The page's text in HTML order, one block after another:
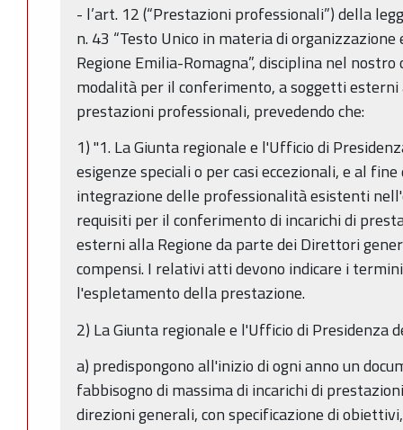
- l’art. 12 (“Prestazioni professionali”) della
n. 43 “Testo Unico in materia di
Regione Emilia-Romagna”, disciplina nel
modalità per il conferimento, a soggetti esterni
prestazioni professionali, prevedendo che:
1) "1. La Giunta regionale e l'Ufficio di
esigenze speciali o per casi eccezionali, e al
integrazione delle professionalità esistenti
requisiti per il conferimento di incarichi di
esterni alla Regione da parte dei Direttori
compensi. I relativi atti devono indicare i
l'espletamento della prestazione.
2) La Giunta regionale e l'Ufficio di Presidenza
a) predispongono all'inizio di ogni anno un
fabbisogno di massima di incarichi di
direzioni generali, con specificazione di